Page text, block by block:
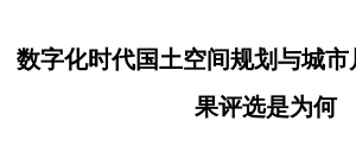
数字化时代国土空间规划与城
果评选是为何